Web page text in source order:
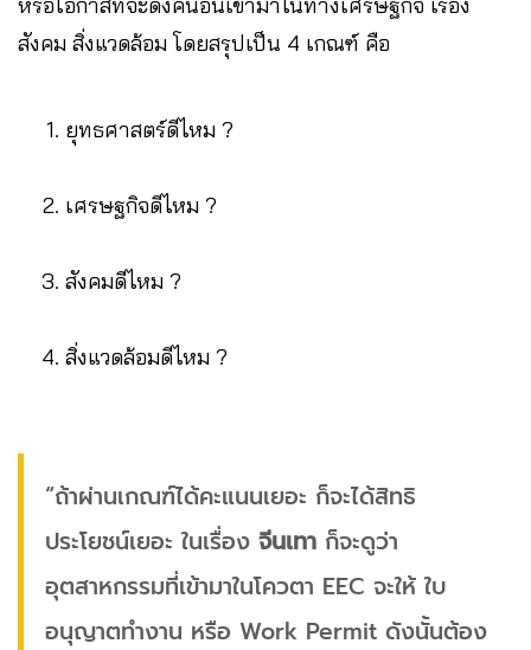
สังคม สิ่งแวดล้อม โดยสรุปเป็น 4 เกณฑ์ คือ
ยุทธศาสตร์ดีไหม ?
เศรษฐกิจดีไหม ?
สังคมดีไหม ?
สิ่งแวดล้อมดีไหม ?
“ถ้าผ่านเกณฑ์ได้คะแนนเยอะ ก็จะได้สิทธิ
ประโยชน์เยอะ ในเรื่อง จีนเทา ก็จะดูว่า
อุตสาหกรรมที่เข้ามาในโควตา EEC จะให้ ใบ
อนุญาตทำงาน หรือ Work Permit ดังนั้นต้อง